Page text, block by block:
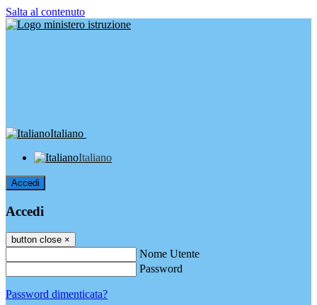
Salta al contenuto
Italiano
Italiano
Accedi
Accedi
button close ×
Nome Utente
Password
Password dimenticata?